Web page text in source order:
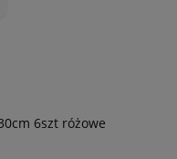
6szt różowe